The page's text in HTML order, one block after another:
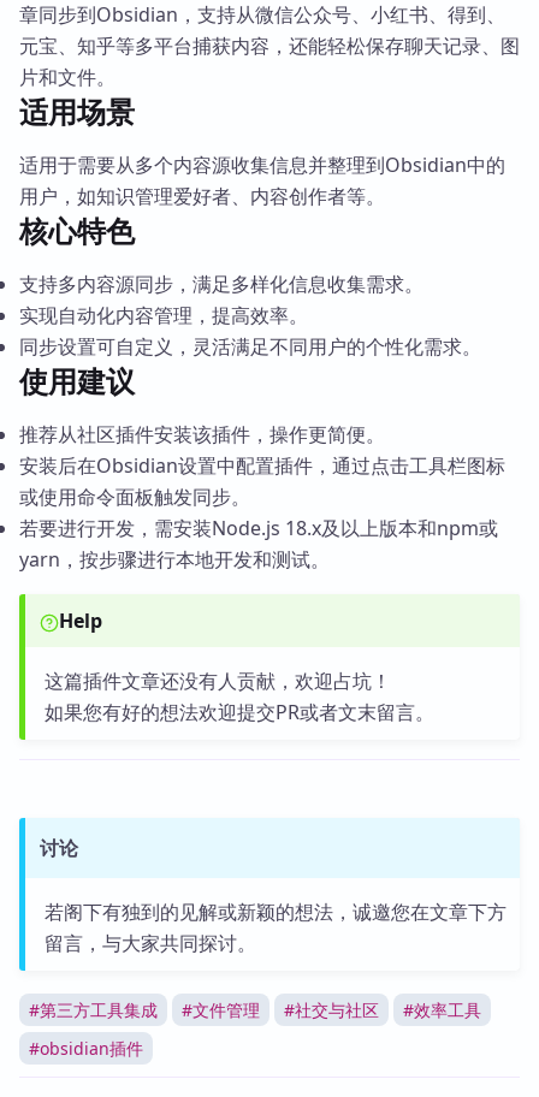
章同步到Obsidian，支持从微信公众号、小红书、得到、
元宝、知乎等多平台捕获内容，还能轻松保存聊天记录、图
片和文件。
适用场景
适用于需要从多个内容源收集信息并整理到Obsidian中的
用户，如知识管理爱好者、内容创作者等。
核心特色
支持多内容源同步，满足多样化信息收集需求。
实现自动化内容管理，提高效率。
同步设置可自定义，灵活满足不同用户的个性化需求。
使用建议
推荐从社区插件安装该插件，操作更简便。
安装后在Obsidian设置中配置插件，通过点击工具栏图标
或使用命令面板触发同步。
若要进行开发，需安装Node.js 18.x及以上版本和npm或
yarn，按步骤进行本地开发和测试。
Help
这篇插件文章还没有人贡献，欢迎占坑！
如果您有好的想法欢迎提交PR或者文末留言。
讨论
若阁下有独到的见解或新颖的想法，诚邀您在文章下方
留言，与大家共同探讨。
#第三方工具集成 #文件管理 #社交与社区 #效率工具
#obsidian插件